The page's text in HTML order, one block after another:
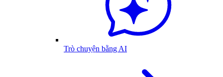
Trò chuyện bằng AI